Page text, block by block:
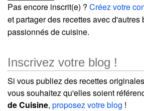
Pas encore inscrit(e) ? Créez votre
et partager des recettes avec
passionnés de cuisine.
Inscrivez votre blog !
Si vous publiez des recettes
vous souhaitez qu'elles soient
de Cuisine, proposez votre blog !